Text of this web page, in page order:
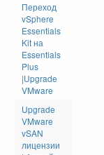
Переход
vSphere
Essentials
Kit на
Essentials
Plus
|Upgrade
VMware
Upgrade
VMware
vSAN
лицензии